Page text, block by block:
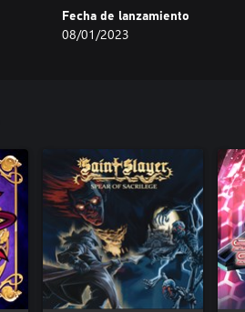
Fecha de lanzamiento
08/01/2023